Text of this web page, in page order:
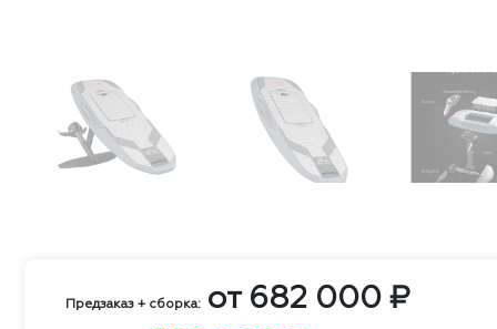
Предзаказ + сборка: от 682 000 ₽